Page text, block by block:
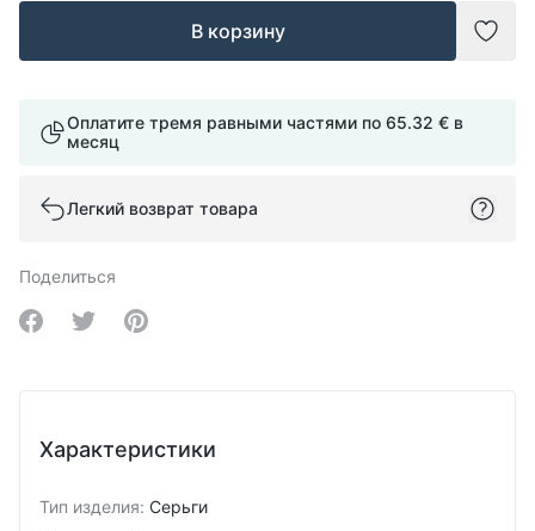
В корзину
Оплатите тремя равными частями по 65.32 € в
месяц
Легкий возврат товара
Поделиться
Share on Facebook
Share on Twitter
Share on Pinterest
Характеристики
Тип изделия: Серьги